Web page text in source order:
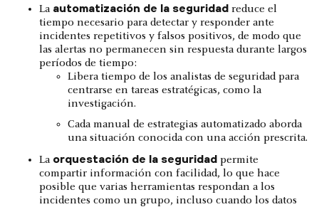
La automatización de la seguridad reduce el
tiempo necesario para detectar y responder ante
incidentes repetitivos y falsos positivos, de modo que
las alertas no permanecen sin respuesta durante largos
períodos de tiempo:
Libera tiempo de los analistas de seguridad para
centrarse en tareas estratégicas, como la
investigación.
Cada manual de estrategias automatizado aborda
una situación conocida con una acción prescrita.
La orquestación de la seguridad permite
compartir información con facilidad, lo que hace
posible que varias herramientas respondan a los
incidentes como un grupo, incluso cuando los datos